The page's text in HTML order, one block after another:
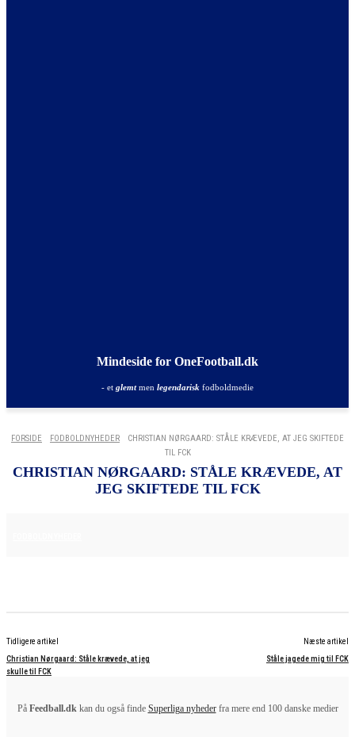
Mindeside for OneFootball.dk
- et glemtmen legendarisk fodboldmedie
FORSIDE FODBOLDNYHEDER
CHRISTIAN NØRGAARD: STÅLE KRÆVEDE, AT JEG SKIFTEDE
TIL FCK
CHRISTIAN NØRGAARD: STÅLE KRÆVEDE, AT
JEG SKIFTEDE TIL FCK
Tidligere artikel
Christian Nørgaard: Ståle krævede, at jeg
skulle til FCK
Næste artikel
Ståle jagede mig til FCK
På Feedball.dkkan du også finde Superliga nyhederfra mere end 100 danske medier